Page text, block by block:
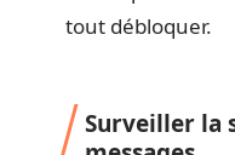
tout débloquer.
Surveiller la